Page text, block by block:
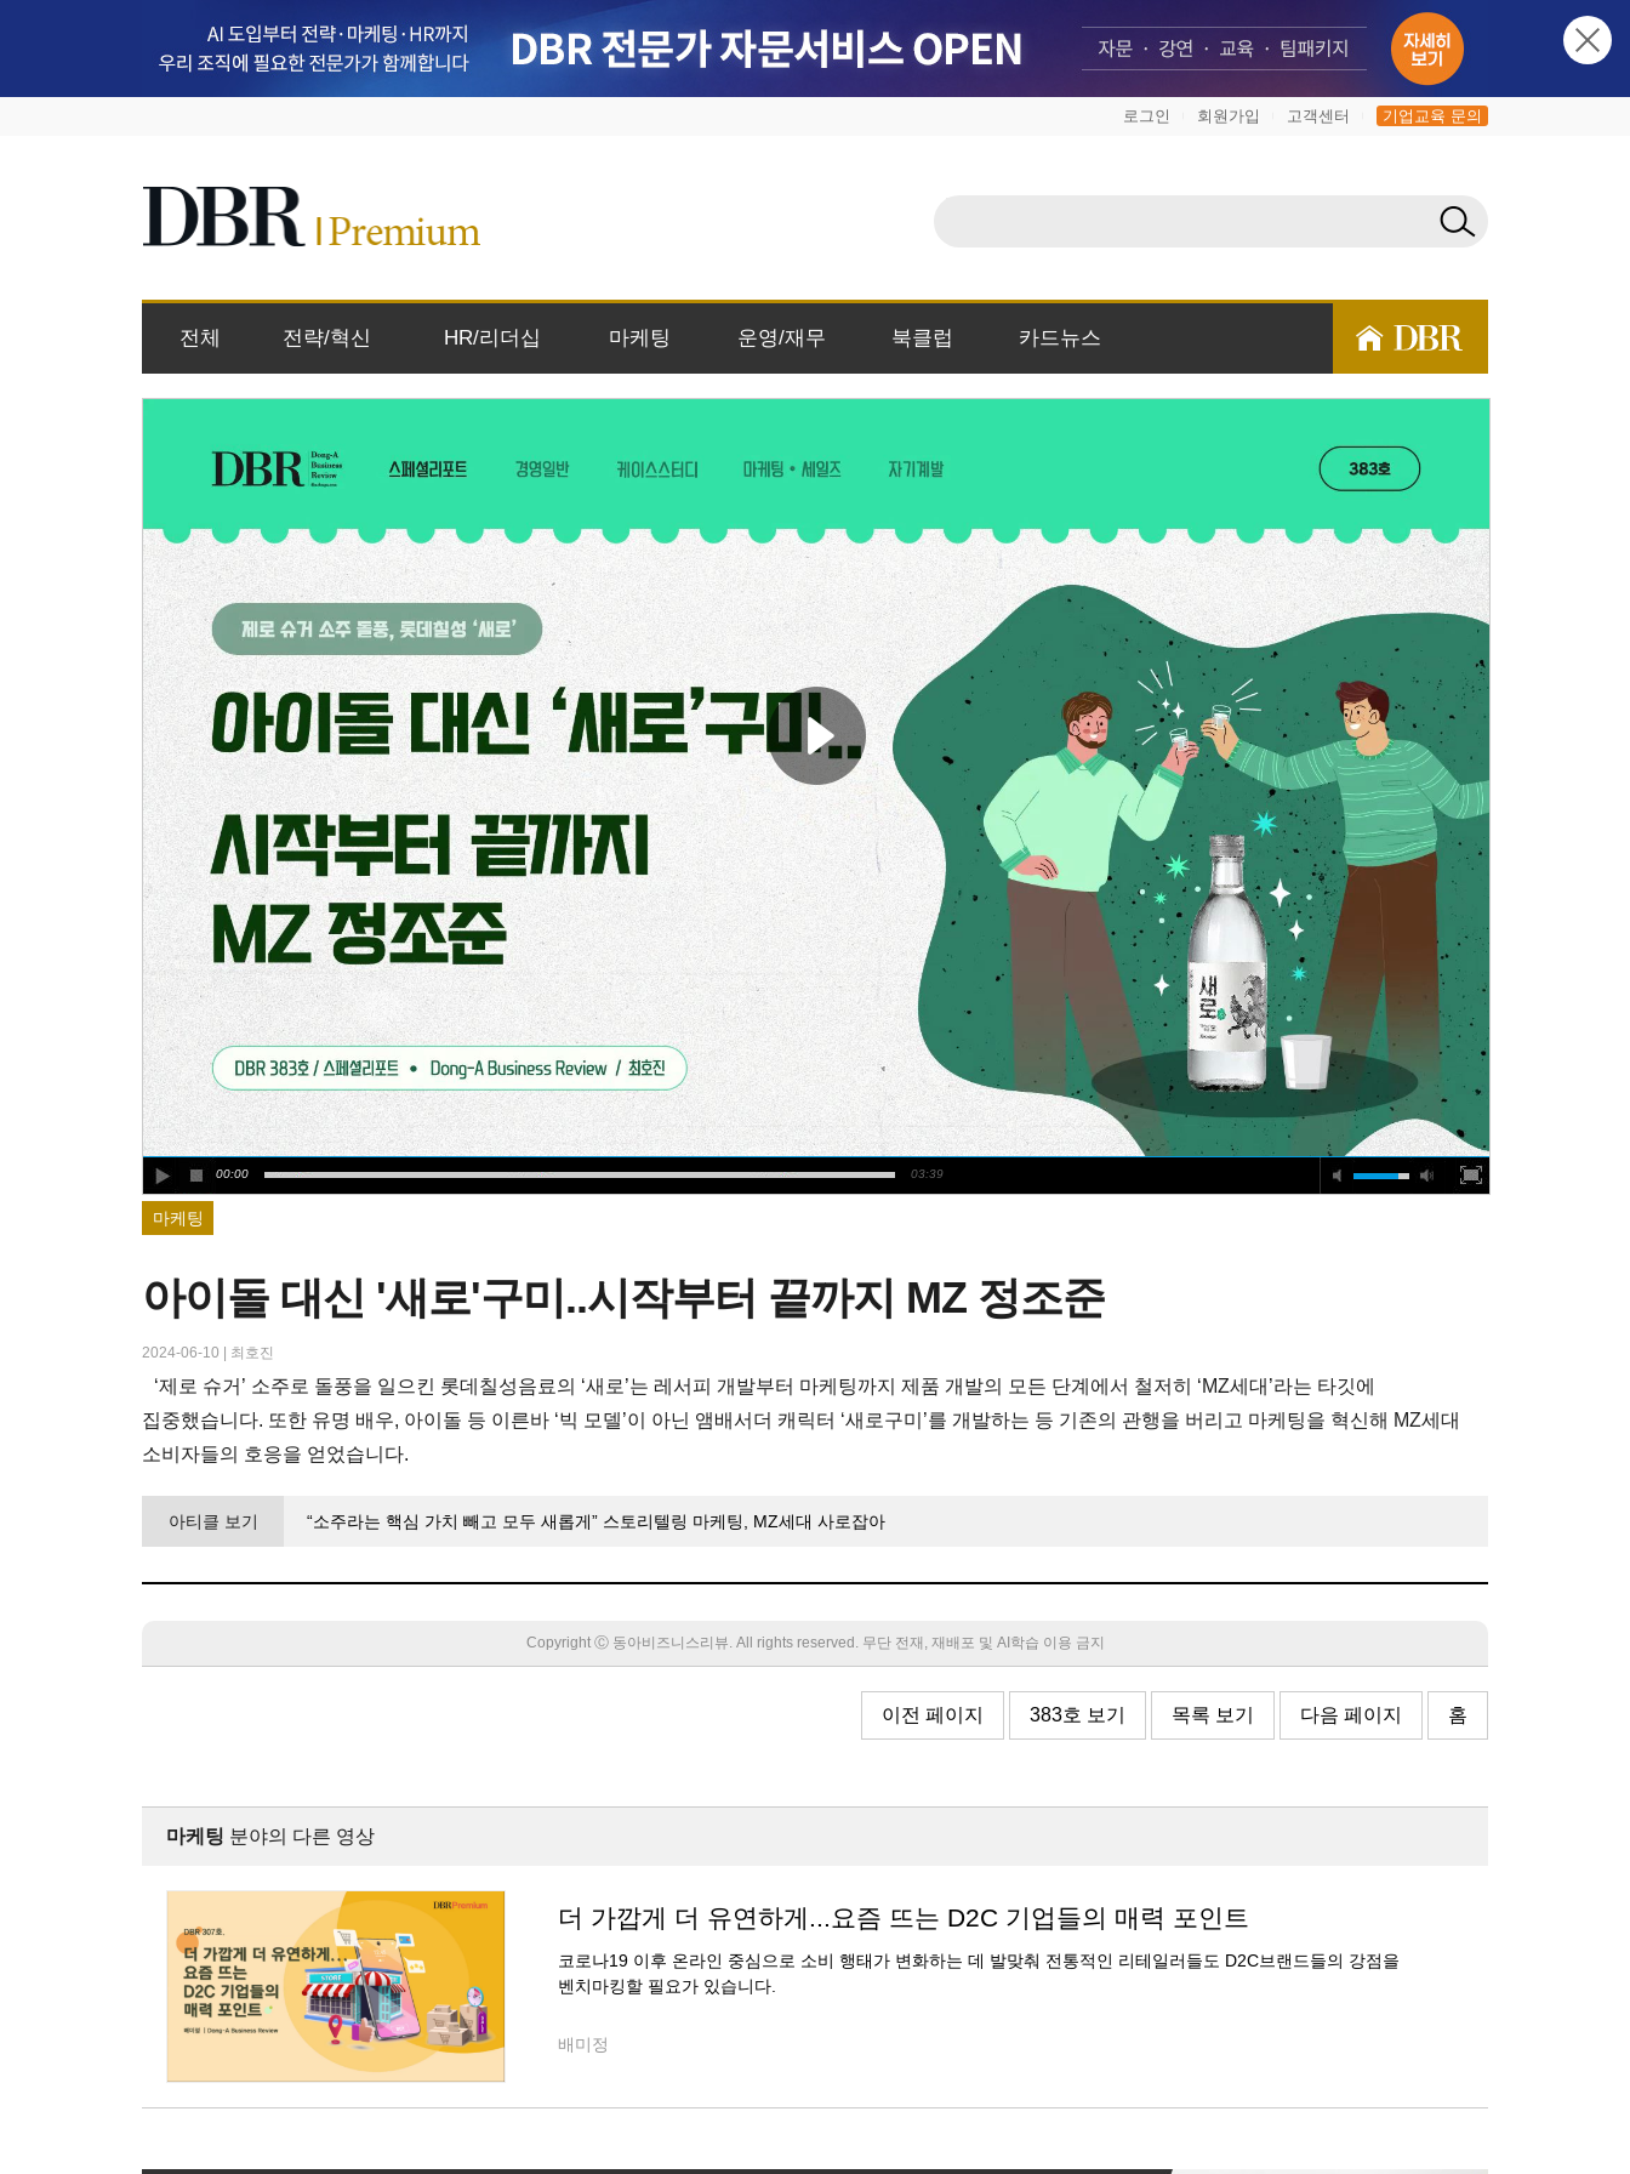
로그인 회원가입 고객센터 기업교육 문의
전체 전략/혁신 HR/리더십 마케팅 운영/재무 북클럽 카드뉴스
00:00 03:39
마케팅
아이돌 대신 '새로'구미..시작부터 끝까지 MZ 정조준
2024-06-10 | 최호진
‘제로 슈거’ 소주로 돌풍을 일으킨 롯데칠성음료의 ‘새로’는 레서피 개발부터 마케팅까지 제품 개발의 모든 단계에서 철저히 ‘MZ세대’라는 타깃에
집중했습니다. 또한 유명 배우, 아이돌 등 이른바 ‘빅 모델’이 아닌 앰배서더 캐릭터 ‘새로구미’를 개발하는 등 기존의 관행을 버리고 마케팅을 혁신해 MZ세대
소비자들의 호응을 얻었습니다.
아티클 보기 “소주라는 핵심 가치 빼고 모두 새롭게” 스토리텔링 마케팅, MZ세대 사로잡아
Copyright Ⓒ 동아비즈니스리뷰. All rights reserved. 무단 전재, 재배포 및 AI학습 이용 금지
이전 페이지 383호 보기 목록 보기 다음 페이지 홈
마케팅 분야의 다른 영상
더 가깝게 더 유연하게...요즘 뜨는 D2C 기업들의 매력 포인트
코로나19 이후 온라인 중심으로 소비 행태가 변화하는 데 발맞춰 전통적인 리테일러들도 D2C브랜드들의 강점을
벤치마킹할 필요가 있습니다.
배미정